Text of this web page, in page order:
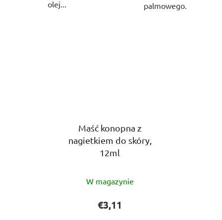
olej... palmowego.
Maść konopna z
nagietkiem do skóry,
12ml
ocena
wynosi
W magazynie
€3,11